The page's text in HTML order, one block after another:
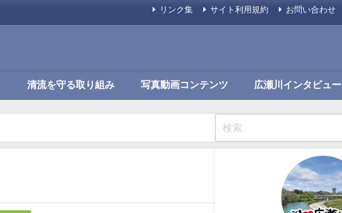
リンク集 サイト利用規約 お問い合わせ
清流を守る取り組み 写真動画コンテンツ 広瀬川インタビュー